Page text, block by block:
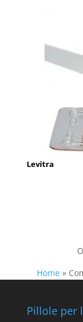
Levitra
Home »
Pillole per